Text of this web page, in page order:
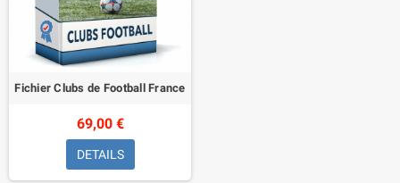
Fichier Clubs de Football France
69,00 €
DETAILS